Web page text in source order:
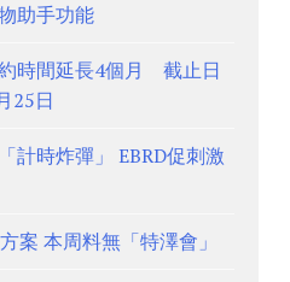
助手功能
時間延長4個月 截止日
25日
計時炸彈」 EBRD促刺激
案 本周料無「特澤會」